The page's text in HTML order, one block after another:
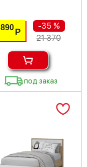
890 Р
-35 %
21 370
под заказ